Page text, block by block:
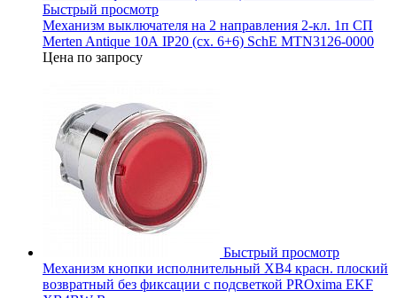
Быстрый просмотр
Механизм выключателя на 2 направления 2-кл. 1п СП
Merten Antique 10А IP20 (сх. 6+6) SchE MTN3126-0000
Цена по запросу
Быстрый просмотр
Механизм кнопки исполнительный XB4 красн. плоский
возвратный без фиксации с подсветкой PROxima EKF